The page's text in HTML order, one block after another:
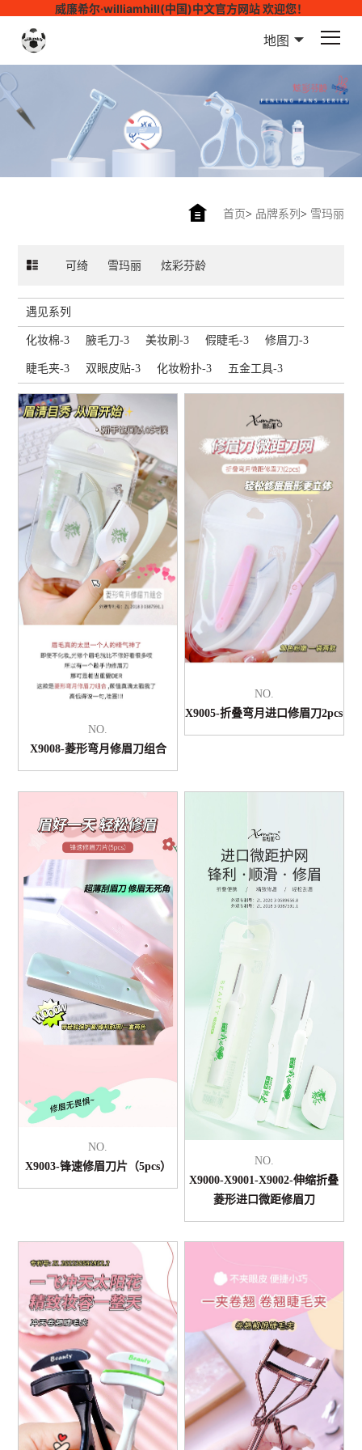
威廉希尔·williamhill(中国)中文官方网站 欢迎您！
地图
首页> 品牌系列 > 雪玛丽
可绮 雪玛丽 炫彩芬龄
遇见系列
化妆棉-3 腋毛刀-3 美妆刷-3 假睫毛-3 修眉刀-3
睫毛夹-3 双眼皮贴-3 化妆粉扑-3 五金工具-3
NO.
X9008-菱形弯月修眉刀组合
NO.
X9005-折叠弯月进口修眉刀2pcs
NO.
X9003-锋速修眉刀片（5pcs）
NO.
X9000-X9001-X9002-伸缩折叠
菱形进口微距修眉刀